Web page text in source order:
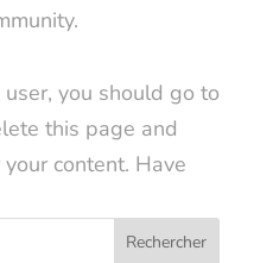
you should go to
this page and
content. Have
Rechercher